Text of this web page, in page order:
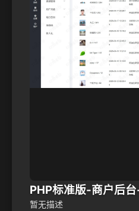
PHP标准版-商户后
暂无描述